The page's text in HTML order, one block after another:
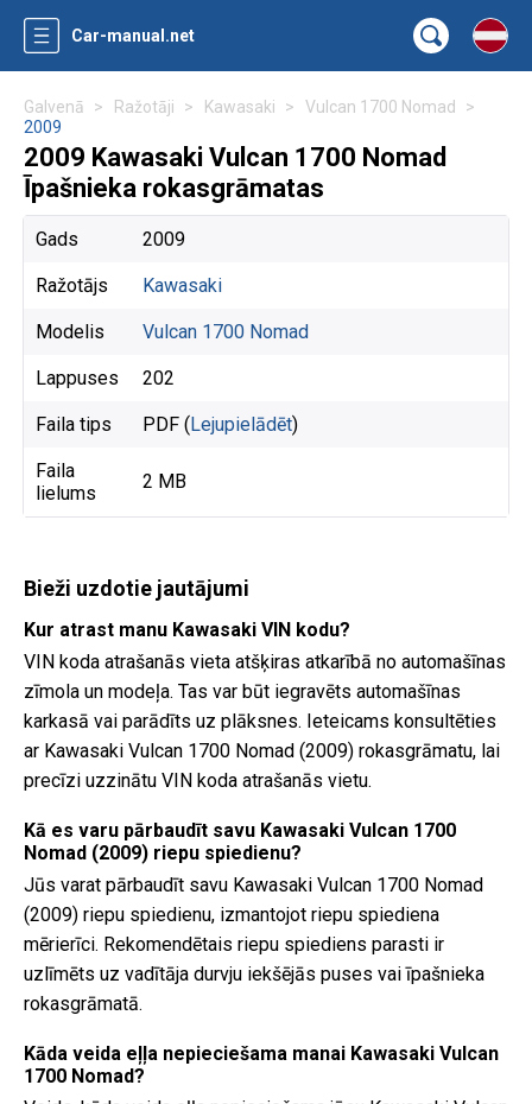
Car-manual.net
Galvenā Ražotāji Kawasaki
Vulcan 1700 Nomad
2009
2009 Kawasaki Vulcan 1700 Nomad
Īpašnieka rokasgrāmatas
Gads 2009
Ražotājs Kawasaki
Modelis Vulcan 1700 Nomad
Lappuses 202
Faila tips PDF (Lejupielādēt)
Faila
lielums
2 MB
Bieži uzdotie jautājumi
Kur atrast manu Kawasaki VIN kodu?
VIN koda atrašanās vieta atšķiras atkarībā no automašīnas
zīmola un modeļa. Tas var būt iegravēts automašīnas
karkasā vai parādīts uz plāksnes. Ieteicams konsultēties
ar Kawasaki Vulcan 1700 Nomad (2009) rokasgrāmatu, lai
precīzi uzzinātu VIN koda atrašanās vietu.
Kā es varu pārbaudīt savu Kawasaki Vulcan 1700
Nomad (2009) riepu spiedienu?
Jūs varat pārbaudīt savu Kawasaki Vulcan 1700 Nomad
(2009) riepu spiedienu, izmantojot riepu spiediena
mērierīci. Rekomendētais riepu spiediens parasti ir
uzlīmēts uz vadītāja durvju iekšējās puses vai īpašnieka
rokasgrāmatā.
Kāda veida eļļa nepieciešama manai Kawasaki Vulcan
1700 Nomad?